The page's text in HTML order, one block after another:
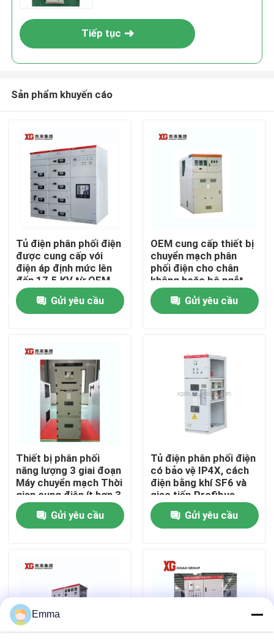
Trang Chủ
Về chúng tôi
Tham quan nhà máy
Kiểm soát chất lượng
Liên hệ chúng tôi
Yêu cầu báo giá
Công tắc ngắt tải SF6
Thiết bị đóng cắt phân phối điện
Tiếp tục
Sản phẩm khuyến cáo
Tủ điện phân phối điện
được cung cấp với
điện áp định mức lên
đến 17.5 KV từ OEM
Gửi yêu cầu
OEM cung cấp thiết bị
chuyển mạch phân
phối điện cho chân
không hoặc bộ ngắt
mạch SF6 và nhiệt độ
xung quanh -5C- 40C
Gửi yêu cầu
Thiết bị phân phối
năng lượng 3 giai đoạn
Máy chuyển mạch Thời
gian cung điện ít hơn 3
ms để phân phối năng
lượng trơn tru
Gửi yêu cầu
Tủ điện phân phối điện
có bảo vệ IP4X, cách
điện bằng khí SF6 và
giao tiếp Profibus
Gửi yêu cầu
Emma